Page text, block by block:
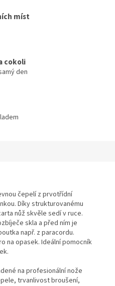
míst
cokoli
den
čepelí z prvotřídní
Díky strukturovanému
nůž skvěle sedí v ruce.
skla a před ním je
např. z paracordu.
na opasek. Ideální pomocník
na profesionální nože
trvanlivost broušení,